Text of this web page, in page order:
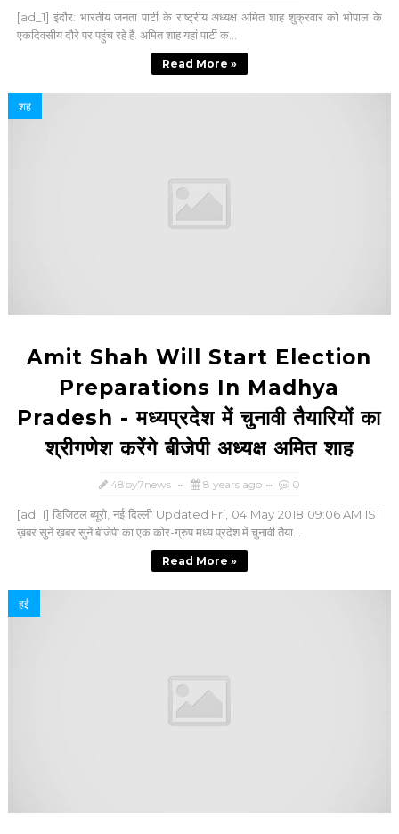
[ad_1] इंदौर: भारतीय जनता पार्टी के राष्ट्रीय अध्यक्ष अमित शाह शुक्रवार को भोपाल के
एकदिवसीय दौरे पर पहुंच रहे हैं. अमित शाह यहां पार्टी क...
Read More »
शह
Amit Shah Will Start Election
Preparations In Madhya
Pradesh - मध्यप्रदेश में चुनावी तैयारियों का
श्रीगणेश करेंगे बीजेपी अध्यक्ष अमित शाह
48by7news 8 years ago 0
[ad_1] डिजिटल ब्यूरो, नई दिल्ली Updated Fri, 04 May 2018 09:06 AM IST
ख़बर सुनें ख़बर सुनें बीजेपी का एक कोर-ग्रुप मध्य प्रदेश में चुनावी तैया...
Read More »
हई